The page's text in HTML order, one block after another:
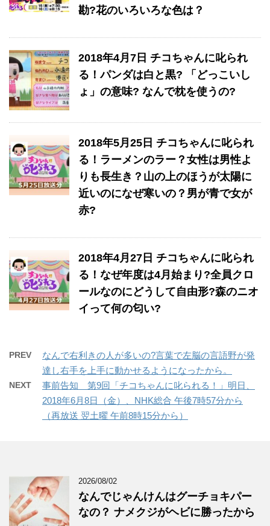
勘?花のいろいろな色は？
2018年4月7日 チコちゃんに叱られ
る！パンダは白と黒? 「どっこいし
ょ」の意味? なんで枕を使うの?
2018年5月25日 チコちゃんに叱られ
る！​ラーメンのラー？女性は男性よ
りも長生き？山の上のほうが太陽に
近いのになぜ寒いの？男が青で女が
赤?
2018年4月27日 チコちゃんに叱られ
る！なぜ年度は4月始まり?全員クロ
ールなのにどうして自由形?森のニオ
イって何の匂い?
PREV
なんで右利きの人が多いの?言葉で左脳の言語野が発
達し右手を上手に動かせるようになったから。
NEXT
事前告知 ​第9回「チコちゃんに叱られる！」​明日、
2018年6月8日（金）、NHK総合 午後7時57分から
（再放送 翌土曜 午前8時15分から）
2026/08/02
なんでじゃんけんはグーチョキパー
なの？ ナメクジがヘビに勝ったから